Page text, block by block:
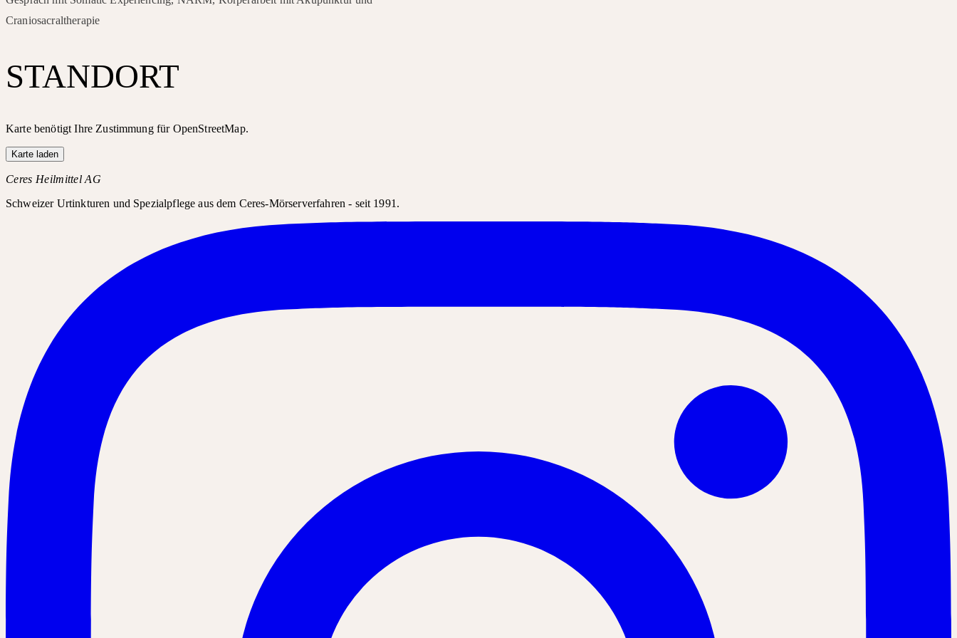
Craniosacraltherapie
STANDORT
Karte benötigt Ihre Zustimmung für OpenStreetMap.
Karte laden
Ceres Heilmittel AG
Schweizer Urtinkturen und Spezialpflege aus dem Ceres-Mörserverfahren - seit 1991.